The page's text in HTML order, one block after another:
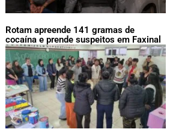
Rotam apreende 141 gramas de
cocaína e prende suspeitos em Faxinal